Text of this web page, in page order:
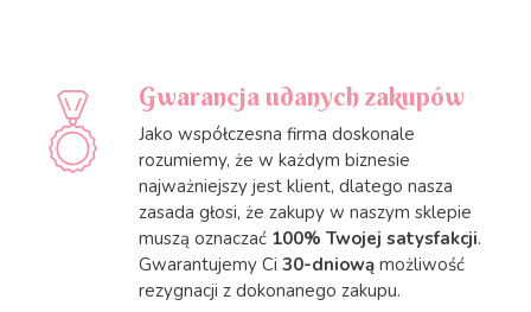
Gwarancja udanych zakupów
Jako współczesna firma doskonale
rozumiemy, że w każdym biznesie
najważniejszy jest klient, dlatego nasza
zasada głosi, że zakupy w naszym sklepie
muszą oznaczać 100% Twojej satysfakcji.
Gwarantujemy Ci30-dniową możliwość
rezygnacji z dokonanego zakupu.